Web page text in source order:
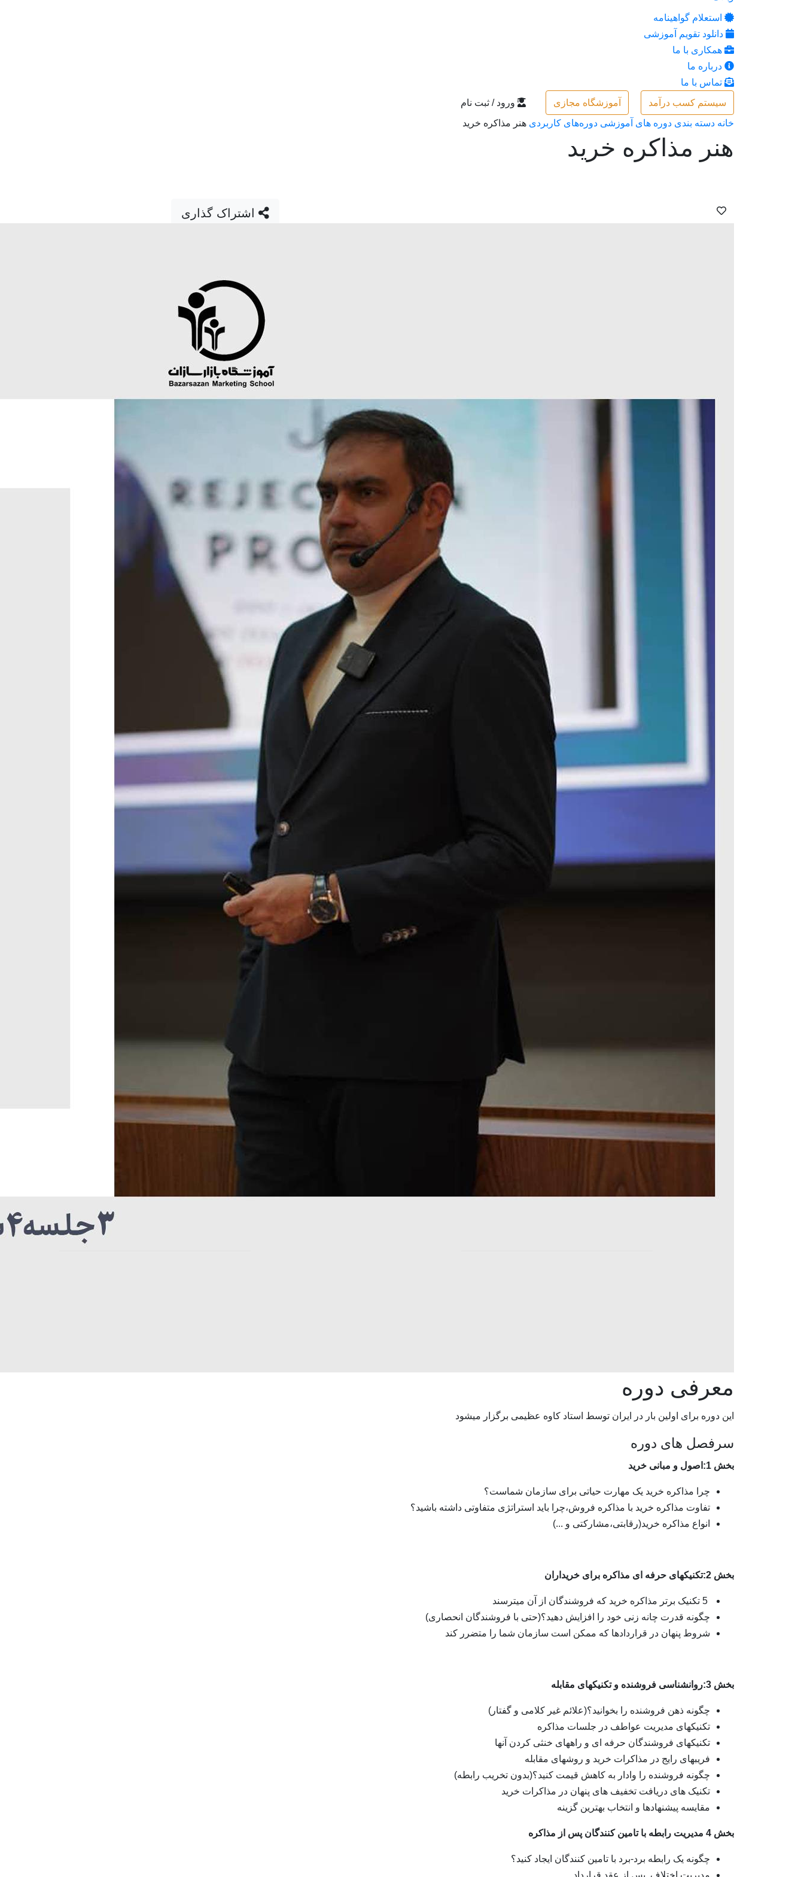
استعلام گواهینامه
دانلود تقویم آموزشی
همکاری با ما
درباره ما
تماس با ما
سیستم کسب درآمد
آموزشگاه مجازی
ورود / ثبت نام
خانه دسته بندی دوره های آموزشی دوره‌های کاربردی هنر مذاکره خرید
هنر مذاکره خرید
معرفی دوره
این دوره برای اولین بار در ایران توسط استاد کاوه عظیمی برگزار میشود
سرفصل های دوره
بخش 1:اصول و مبانی خرید
چرا مذاکره خرید یک مهارت حیاتی برای سازمان شماست؟
تفاوت مذاکره خرید با مذاکره فروش،چرا باید استراتژی متفاوتی داشته باشید؟
انواع مذاکره خرید(رقابتی،مشارکتی و ...)
بخش 2:تکنیکهای حرفه ای مذاکره برای خریداران
چگونه قدرت چانه زنی خود را افزایش دهید؟(حتی با فروشندگان انحصاری)
شروط پنهان در قراردادها که ممکن است سازمان شما را متضرر کند
بخش 3:روانشناسی فروشنده و تکنیکهای مقابله
چگونه ذهن فروشنده را بخوانید؟(علائم غیر کلامی و گفتار)
تکنیکهای مدیریت عواطف در جلسات مذاکره
تکنیکهای فروشندگان حرفه ای و راههای خنثی کردن آنها
فریبهای رایج در مذاکرات خرید و روشهای مقابله
چگونه فروشنده را وادار به کاهش قیمت کنید؟(بدون تخریب رابطه)
تکنیک های دریافت تخفیف های پنهان در مذاکرات خرید
مقایسه پیشنهادها و انتخاب بهترین گزینه
بخش 4 مدیریت رابطه با تامین کنندگان پس از مذاکره
چگونه یک رابطه برد-برد با تامین کنندگان ایجاد کنید؟
مدیریت اختلاف پس از عقد قرارداد